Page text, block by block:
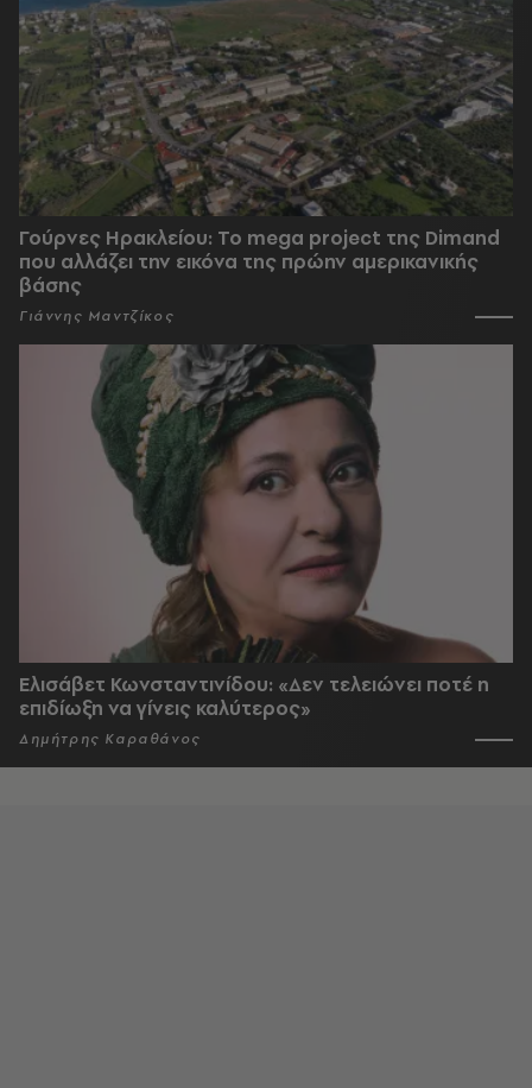
Γούρνες Ηρακλείου: To mega project της Dimand
που αλλάζει την εικόνα της πρώην αμερικανικής
βάσης
Γιάννης Μαντζίκος
Ελισάβετ Κωνσταντινίδου: «Δεν τελειώνει ποτέ η
επιδίωξη να γίνεις καλύτερος»
Δημήτρης Καραθάνος